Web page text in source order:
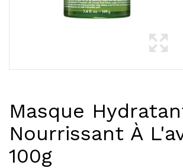
Masque
Nourrissant À
100g